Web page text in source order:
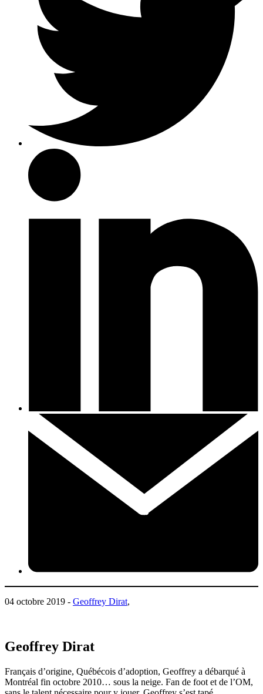
04 octobre 2019 - Geoffrey Dirat,
Geoffrey Dirat
Français d’origine, Québécois d’adoption, Geoffrey a débarqué à
Montréal fin octobre 2010… sous la neige. Fan de foot et de l’OM,